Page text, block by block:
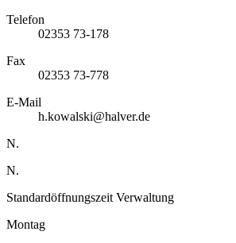
Telefon
02353 73-178
Fax
02353 73-778
E-Mail
h.kowalski@halver.de
N.
N.
Standardöffnungszeit Verwaltung
Montag